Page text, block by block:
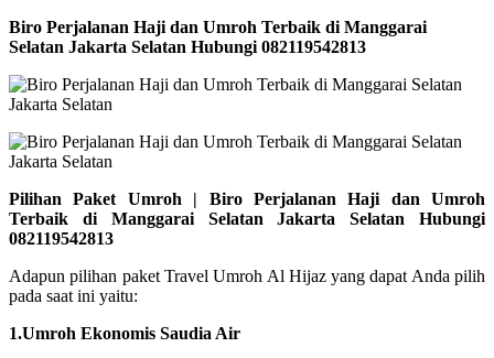
Biro Perjalanan Haji dan Umroh Terbaik di Manggarai
Selatan Jakarta Selatan Hubungi 082119542813
Pilihan Paket Umroh | Biro Perjalanan Haji dan Umroh
Terbaik di Manggarai Selatan Jakarta Selatan Hubungi
082119542813
Adapun pilihan paket Travel Umroh Al Hijaz yang dapat Anda pilih
pada saat ini yaitu:
1.Umroh Ekonomis Saudia Air